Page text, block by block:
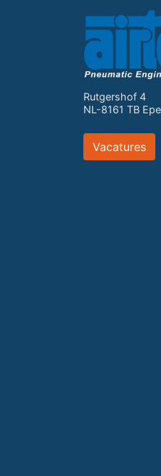
Rutgershof 4
NL-8161 TB Epe
Vacatures